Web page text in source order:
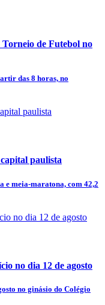
de Futebol no
das 8 horas, no
paulista
e meia-maratona, com 42,2
no dia 12 de agosto
no ginásio do Colégio